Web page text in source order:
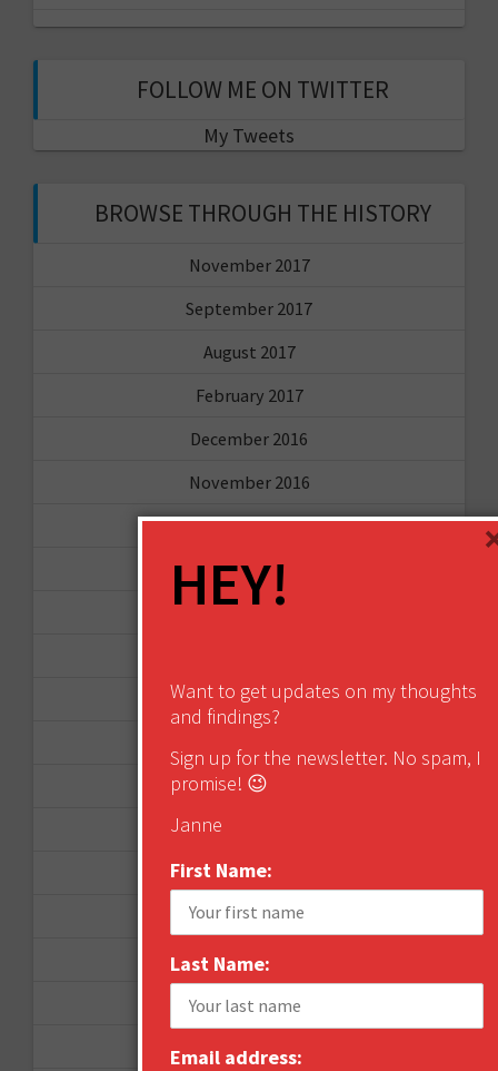
FOLLOW ME ON TWITTER
My Tweets
BROWSE THROUGH THE HISTORY
November 2017
September 2017
August 2017
February 2017
December 2016
November 2016
October 2016
August 2016
June 2016
March 2016
December 2015
November 2015
October 2015
September 2015
February 2015
January 2015
April 2014
HEY!
Want to get updates on my thoughts
and findings?
Sign up for the newsletter. No spam, I
promise! 😉
Janne
First Name:
Last Name:
Email address: